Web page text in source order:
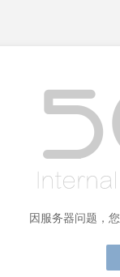
因服务器问题，